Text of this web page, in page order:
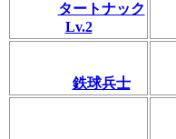
タートナック
Lv.2
鉄球兵士